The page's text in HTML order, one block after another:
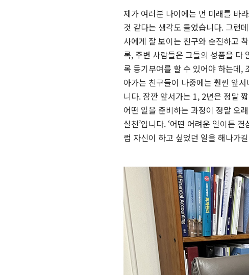
제가 여러분 나이에는 먼 미래를 바
것 같다는 생각도 들었습니다. 그런
사에게 잘 보이는 친구와 순진하고
록, 주변 사람들은 그들의 성품을 다
록 동기부여를 할 수 있어야 하는데,
아가는 친구들이 나중에는 훨씬 앞
니다. 잠깐 앞서가는 1, 2년은 정말
어떤 일을 준비하는 과정이 정말 오
실천’입니다. ‘어떤 어려운 일이든
럼 자신이 하고 싶었던 일을 해나가